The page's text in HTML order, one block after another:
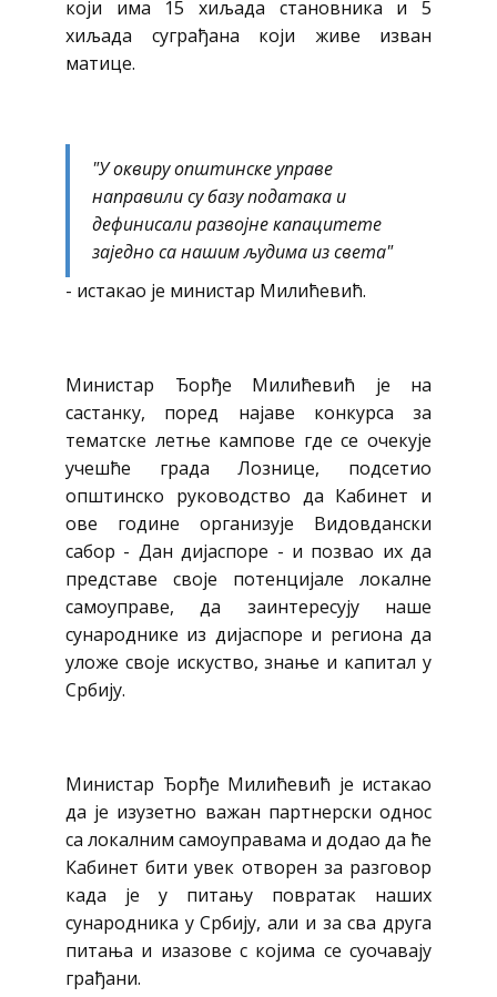
који има 15 хиљада становника и 5
хиљада суграђана који живе изван
матице.
"У оквиру општинске управе
направили су базу података и
дефинисали развојне капацитете
заједно са нашим људима из света"
- истакао је министар Милићевић.
Министар Ђорђе Милићевић је на
састанку, поред најаве конкурса за
тематске летње кампове где се очекује
учешће града Лознице, подсетио
општинско руководство да Кабинет и
ове године организује Видовдански
сабор - Дан дијаспоре - и позвао их да
представе своје потенцијале локалне
самоуправе, да заинтересују наше
сународнике из дијаспоре и региона да
уложе своје искуство, знање и капитал у
Србију.
Министар Ђорђе Милићевић је истакао
да је изузетно важан партнерски однос
са локалним самоуправама и додао да ће
Кабинет бити увек отворен за разговор
када је у питању повратак наших
сународника у Србију, али и за сва друга
питања и изазове с којима се суочавају
грађани.